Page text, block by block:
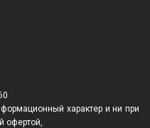
характер и ни при
офертой,